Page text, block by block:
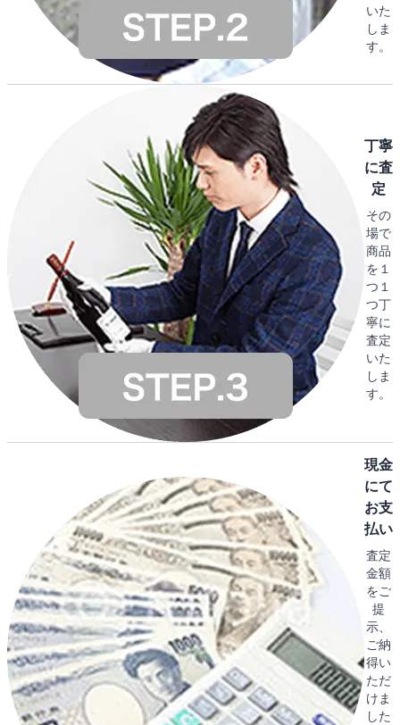
いた
しま
す。
丁寧
に査
定
その
場で
商品
を１
つ１
つ丁
寧に
査定
いた
しま
す。
現金
にて
お支
払い
査定
金額
をご
提
示、
ご納
得い
ただ
けま
した